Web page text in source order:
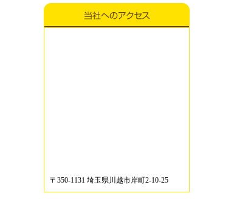
〒350-1131 埼玉県川越市岸町2-10-25